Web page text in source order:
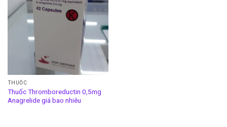
THUỐC
Thuốc Thromboreductin 0,5mg
Anagrelide giá bao nhiêu